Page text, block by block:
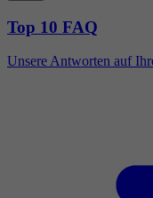
Top 10 FAQ
Unsere Antworten auf